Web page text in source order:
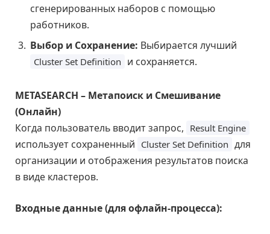
сгенерированных наборов с помощью
работников.
Выбор и Сохранение: Выбирается лучший
Cluster Set Definition и сохраняется.
METASEARCH – Метапоиск и Смешивание
(Онлайн)
Когда пользователь вводит запрос, Result Engine
использует сохраненный Cluster Set Definition для
организации и отображения результатов поиска
в виде кластеров.
Входные данные (для офлайн-процесса):